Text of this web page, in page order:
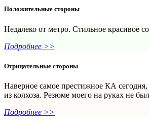
Положительные стороны
Недалеко от метро. Стильное красивое
Подробнее >>
Отрицательные стороны
Наверное самое престижное КА
из колхоза. Резюме моего на руках не
Подробнее >>